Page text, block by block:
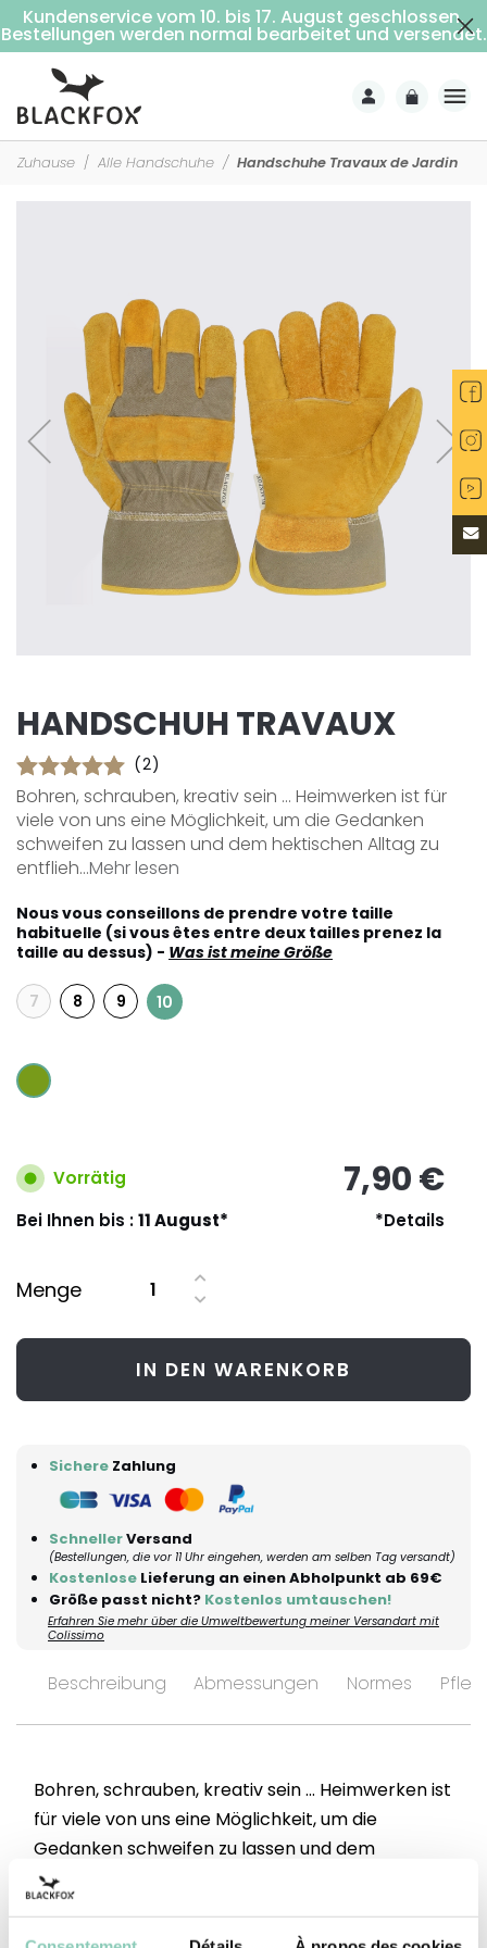
Kostenlose Lieferung ab 69€ Einkaufswert (Nach Hause mit Unterschrift)
Zuhause Alle Handschuhe Handschuhe Travaux de Jardin
HANDSCHUH TRAVAUX
(2)
Bohren, schrauben, kreativ sein ... Heimwerken ist für
viele von uns eine Möglichkeit, um die Gedanken
schweifen zu lassen und dem hektischen Alltag zu
entflieh...Mehr lesen
Nous vous conseillons de prendre votre taille
habituelle (si vous êtes entre deux tailles prenez la
taille au dessus) - Was ist meine Größe
7 8 9 10
Vorrätig 7,90 €
Bei Ihnen bis :11 August* *Details
Menge
IN DEN WARENKORB
Sichere Zahlung
SchnellerVersand
(Bestellungen, die vor 11 Uhr eingehen, werden am selben Tag versandt)
Kostenlose Lieferung an einen Abholpunkt ab 69€
Größe passt nicht? Kostenlos umtauschen!
Erfahren Sie mehr über die Umweltbewertung meiner Versandart mit
Colissimo
Beschreibung Abmessungen Normes
Bohren, schrauben, kreativ sein ... Heimwerken ist
für viele von uns eine Möglichkeit, um die
Gedanken schweifen zu lassen und dem
hektischen Alltag zu entfliehen. Und damit Sie sie
das ganze Jahr und auch bei kühlem Wetter
nutzen können, haben wir die
Kundenservice vom 10. bis 17. August geschlossen.
Bestellungen werden normal bearbeitet und versendet.